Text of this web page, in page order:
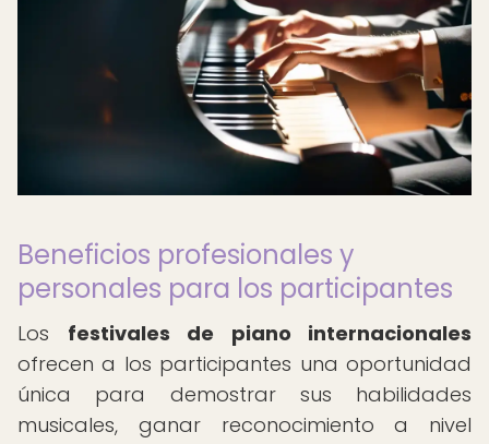
Beneficios profesionales y
personales para los participantes
Los festivales de piano internacionales
ofrecen a los participantes una oportunidad
única para demostrar sus habilidades
musicales, ganar reconocimiento a nivel